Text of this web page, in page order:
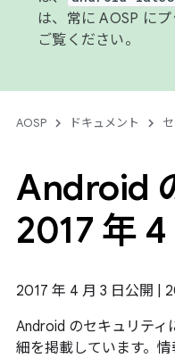
は、常に AOSP に
ご覧ください。
AOSP ドキュメント
Android
2017 年 4
2017 年 4 月 3 日公開 |
Android のセキュリテ
細を掲載しています。